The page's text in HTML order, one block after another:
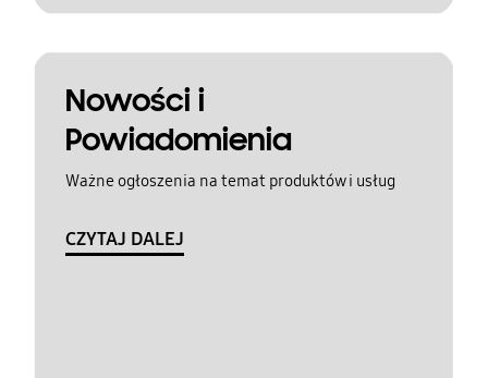
Nowości i
Powiadomienia
Ważne ogłoszenia na temat produktów i usług
CZYTAJ DALEJ